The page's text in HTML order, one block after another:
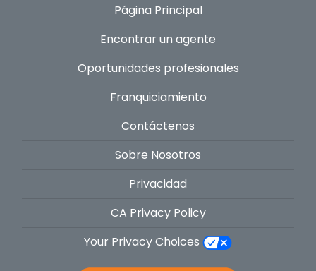
Página Principal
Encontrar un agente
Oportunidades profesionales
Franquiciamiento
Contáctenos
Sobre Nosotros
Privacidad
CA Privacy Policy
Your Privacy Choices